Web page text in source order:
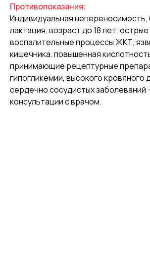
Противопоказания:
Индивидуальная
лактация, возраст до 18 лет, острые
воспалительные процессы ЖКТ,
кишечника, повышенная
принимающие рецептурные
гипогликемии, высокого кровяного
сердечно сосудистых заболеваний
консультации с врачом.